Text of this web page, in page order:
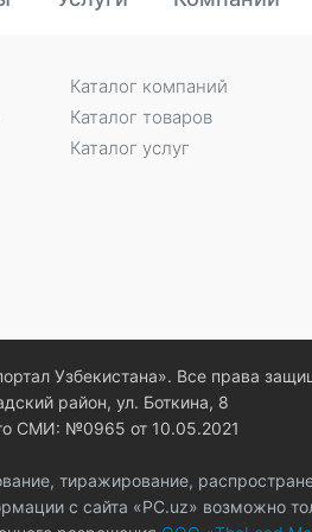
Каталог компаний
Каталог товаров
Каталог услуг
Узбекистана». Все права
район, ул. Боткина, 8
СМИ: №0965 от 10.05.2021
тиражирование,
с сайта «PC.uz» возможно